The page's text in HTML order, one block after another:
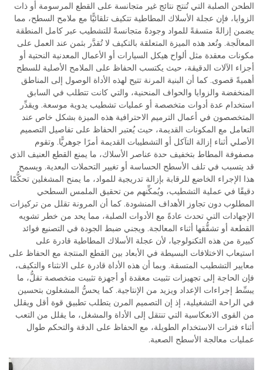
الطحن الصلبة التي تُنتج نتائج غير متجانسة على القطع المرسومة أو ذات
الزوايا، فإن عجلة الأسلاك المطاطية تتكيف تلقائيًّا مع ملامح السطح، مما
يضمن إزالةً متسقةً للمواد وجودةً متجانسةً للتشطيب عبر كامل المنطقة
المعالَجة. وتُعد هذه الميزة المتعلقة بالتكيف لا تُقدَّر بثمن عند العمل على
مكونات معقدة مثل ألواح هيكل السيارات أو الأعمال المعدنية النحتية أو
أجزاء الآلات الدقيقة، حيث يكتسب الحفاظ على الملامح الأصلية للسطح
أهميةً قصوى. كما أن البنية المرنة تتيح لهذه الأداة الوصول إلى المناطق
المنخفضة والزوايا والحواف المنحنية، والتي كانت تتطلب في السابق
استخدام عدة أدوات متخصصة أو عمليات تشطيب يدوية موسعة. ويقدِّر
المتخصصون في أعمال الترميم الاحترافية هذه الميزة بشكل خاص عند
التعامل مع المكونات القديمة، حيث يُعتبر الحفاظ على تفاصيل التصميم
الأصلي أثناء إزالة التآكل أو التشطيبات القديمة أمرًا جوهريًّا. وتقوم
مصفوفة المطاط بتخفيف حدة عناصر الأسلاك، ما يمنع القطع العنيف الذي
قد يتسبب في تلف الأسطح الحساسة أو تغيير التحملات البعدية. ويسمح
هذا الإجراء الخاضع للرقابة بإزالة تدريجية للمواد، ما يمنح المشغلين تحكُّمًا
دقيقًا في عملية التشطيب، ويُمكِّنهم من تحقيق الملمس السطحي
المطلوب دون تجاوز الأهداف المنشودة. كما أن المرونة تقلل من تركيزات
الإجهادات التي تحدث عادةً مع الأدوات الصلبة، مما يحد من خطر تشويه
القطعة أو تشقُّقها أثناء المعالجة. ويجني ضبط الجودة في التصنيع فوائد
كبيرة من هذه التكنولوجيا، لأن عجلة الأسلاك المطاطية قادرة على
استيعاب الاختلافات البسيطة في الأبعاد بين القطع المنتجة مع الحفاظ على
معايير التشطيب المتسقة. وبما أن هذه الأداة قادرة على الانثناء والتكيف،
فإن الحاجة إلى تجهيزات تثبيت معقدة أو أجهزة تثبيت متخصصة تقلُّ، ما
يبسِّط إجراءات الإعداد ويزيد من الإنتاجية. كما يحسُّ المشغلون بتحسين
في الراحة التشغيلية، إذ إن التصميم المرن يتطلب تطبيق قوة أقل ويقلل
من القوى الانعكاسية التي تنتقل إلى الأداة والمشغل، ما يقلل من التعب
أثناء فترات الاستخدام الطويلة، مع الحفاظ على الدقة والتحكم طوال
عمليات معالجة الأسطح الصعبة.